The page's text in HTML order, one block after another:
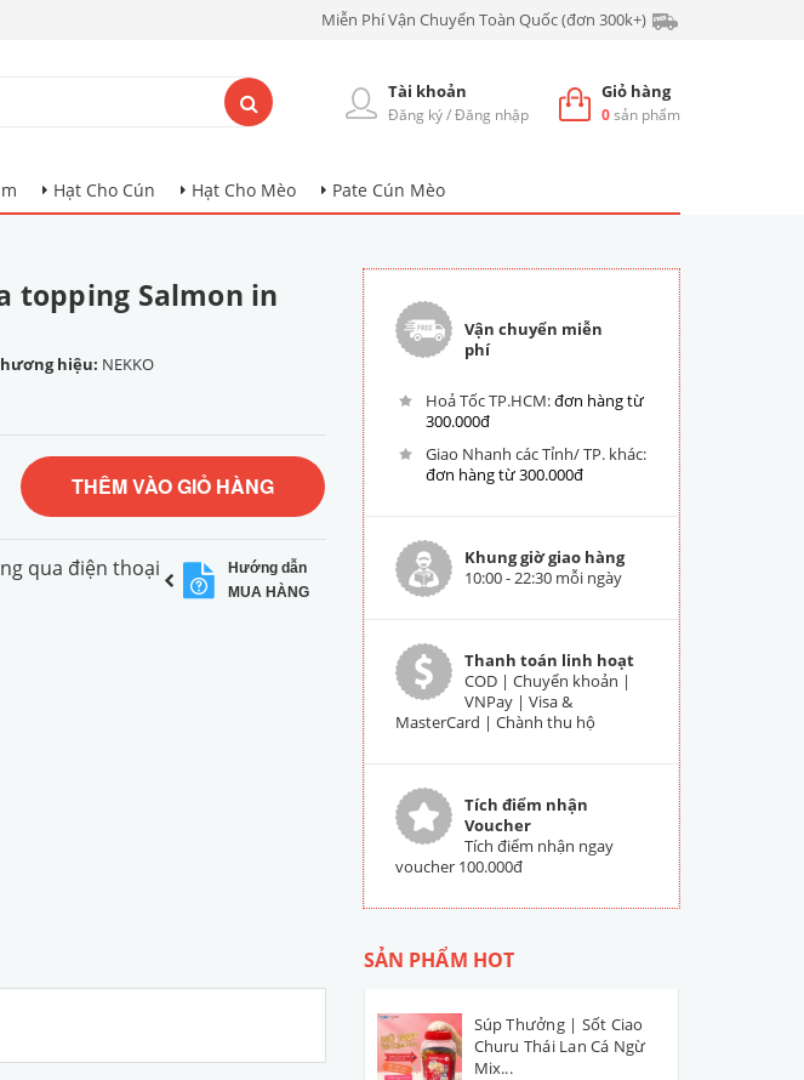
Miễn Phí Vận Chuyển Toàn Quốc (đơn 300k+)
Giỏ hàng
0sản phẩm
Tài khoản
Đăng ký/Đăng nhập
Hạt Cho Cún Hạt Cho Mèo Pate Cún Mèo
topping Salmon in
hiệu: NEKKO
THÊM VÀO GIỎ HÀNG
qua điện thoại
Hướng dẫn
MUA HÀNG
Vận chuyển miễn
phí
Hoả Tốc TP.HCM:đơn hàng từ
300.000đ
Giao Nhanh các Tỉnh/ TP. khác:
đơn hàng từ 300.000đ
Khung giờ giao hàng
10:00 - 22:30 mỗi ngày
Thanh toán linh hoạt
COD | Chuyển khoản |
VNPay | Visa &
MasterCard | Chành thu hộ
Tích điểm nhận
Voucher
Tích điểm nhận ngay
voucher 100.000đ
SẢN PHẨM HOT
Súp Thưởng | Sốt Ciao
Churu Thái Lan Cá Ngừ
Mix...